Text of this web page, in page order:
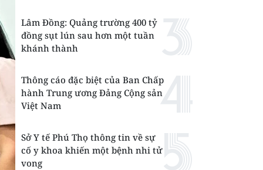
Lâm Đồng: Quảng trường 400 tỷ
đồng sụt lún sau hơn một tuần
khánh thành
Thông cáo đặc biệt của Ban Chấp
hành Trung ương Đảng Cộng sản
Việt Nam
Sở Y tế Phú Thọ thông tin về sự
cố y khoa khiến một bệnh nhi tử
vong